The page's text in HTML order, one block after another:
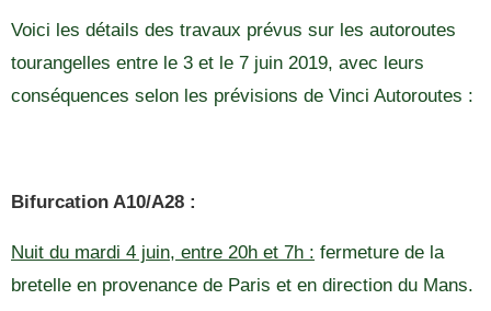
Voici les détails des travaux prévus sur les autoroutes
tourangelles entre le 3 et le 7 juin 2019, avec leurs
conséquences selon les prévisions de Vinci Autoroutes :
Bifurcation A10/A28 :
Nuit du mardi 4 juin, entre 20h et 7h : fermeture de la
bretelle en provenance de Paris et en direction du Mans.